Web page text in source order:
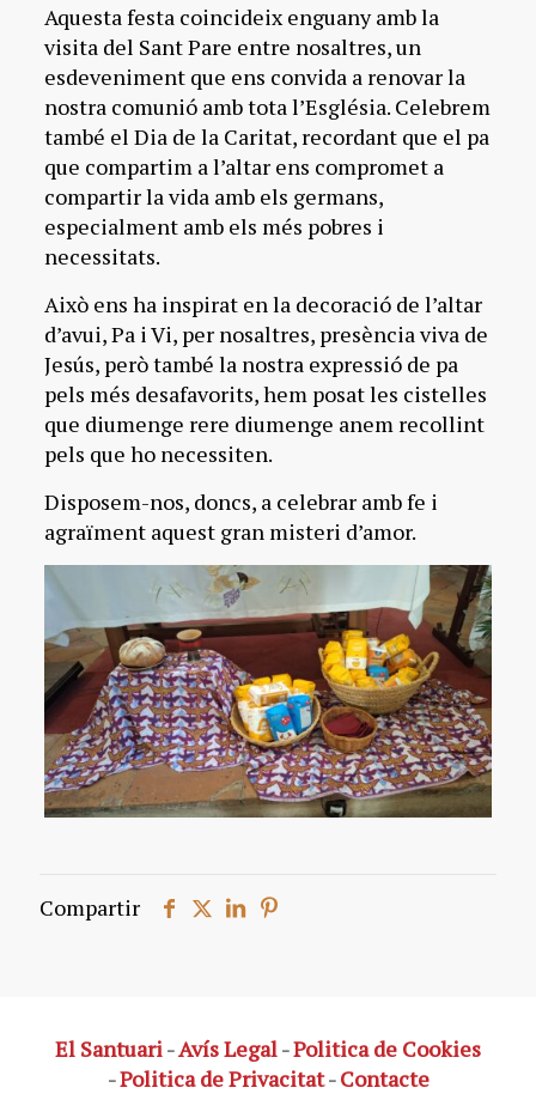
Aquesta festa coincideix enguany amb la
visita del Sant Pare entre nosaltres, un
esdeveniment que ens convida a renovar la
nostra comunió amb tota l’Església. Celebrem
també el Dia de la Caritat, recordant que el pa
que compartim a l’altar ens compromet a
compartir la vida amb els germans,
especialment amb els més pobres i
necessitats.
Això ens ha inspirat en la decoració de l’altar
d’avui, Pa i Vi, per nosaltres, presència viva de
Jesús, però també la nostra expressió de pa
pels més desafavorits, hem posat les cistelles
que diumenge rere diumenge anem recollint
pels que ho necessiten.
Disposem-nos, doncs, a celebrar amb fe i
agraïment aquest gran misteri d’amor.
Compartir
El Santuari-Avís Legal-Politica de Cookies
-Politica de Privacitat-Contacte